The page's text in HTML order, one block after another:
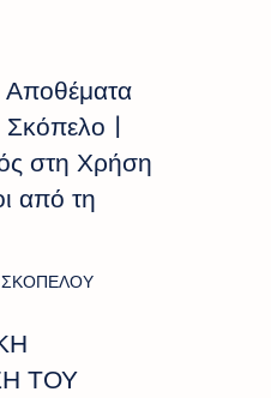
Αποθέματα
|
στη Χρήση
από τη
ΤΟΥ